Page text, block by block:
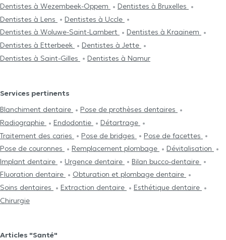
Dentistes à Wezembeek-Oppem
Dentistes à Bruxelles
Dentistes à Lens
Dentistes à Uccle
Dentistes à Woluwe-Saint-Lambert
Dentistes à Kraainem
Dentistes à Etterbeek
Dentistes à Jette
Dentistes à Saint-Gilles
Dentistes à Namur
Services pertinents
Blanchiment dentaire
Pose de prothèses dentaires
Radiographie
Endodontie
Détartrage
Traitement des caries
Pose de bridges
Pose de facettes
Pose de couronnes
Remplacement plombage
Dévitalisation
Implant dentaire
Urgence dentaire
Bilan bucco-dentaire
Fluoration dentaire
Obturation et plombage dentaire
Soins dentaires
Extraction dentaire
Esthétique dentaire
Chirurgie
Articles "Santé"